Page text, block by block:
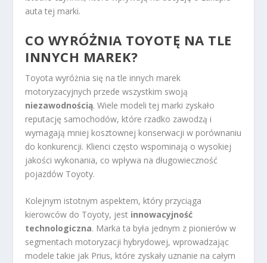
auta tej marki.
CO WYRÓŻNIA TOYOTĘ NA TLE
INNYCH MAREK?
Toyota wyróżnia się na tle innych marek
motoryzacyjnych przede wszystkim swoją
niezawodnością. Wiele modeli tej marki zyskało
reputację samochodów, które rzadko zawodzą i
wymagają mniej kosztownej konserwacji w porównaniu
do konkurencji. Klienci często wspominają o wysokiej
jakości wykonania, co wpływa na długowieczność
pojazdów Toyoty.
Kolejnym istotnym aspektem, który przyciąga
kierowców do Toyoty, jest innowacyjność
technologiczna. Marka ta była jednym z pionierów w
segmentach motoryzacji hybrydowej, wprowadzając
modele takie jak Prius, które zyskały uznanie na całym